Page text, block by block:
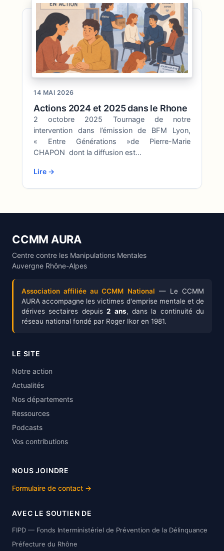
14 MAI 2026
Actions 2024 et 2025 dans le Rhone
2 octobre 2025 Tournage de notre
intervention dans l’émission de BFM Lyon,
« Entre Générations »de Pierre-Marie
CHAPON dont la diffusion est…
Lire →
CCMM AURA
Centre contre les Manipulations Mentales
Auvergne Rhône-Alpes
Association affiliée au CCMM National — Le CCMM
AURA accompagne les victimes d'emprise mentale et de
dérives sectaires depuis2 ans, dans la continuité du
réseau national fondé par Roger Ikor en 1981.
LE SITE
Notre action
Actualités
Nos départements
Ressources
Podcasts
Vos contributions
NOUS JOINDRE
Formulaire de contact →
AVEC LE SOUTIEN DE
FIPD — Fonds Interministériel de Prévention de la Délinquance
Préfecture du Rhône